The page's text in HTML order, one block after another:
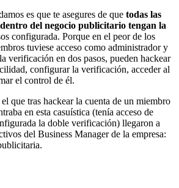
es que te asegures de que todas las
del negocio publicitario tengan la
configurada. Porque en el peor de los
tuviese acceso como administrador y
verificación en dos pasos, pueden hackear
configurar la verificación, acceder al
el control de él.
que tras hackear la cuenta de un miembro
en esta casuística (tenía acceso de
la doble verificación) llegaron a
del Business Manager de la empresa: